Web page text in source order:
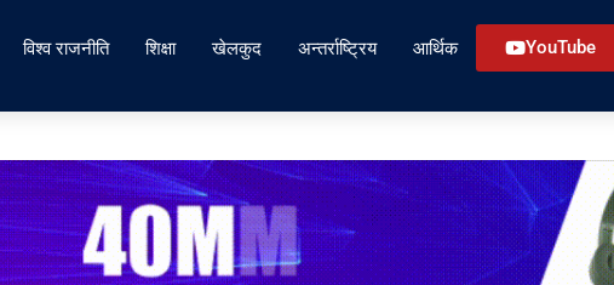
विश्व राजनीति शिक्षा खेलकुद अन्तर्राष्ट्रिय आर्थिक YouTube